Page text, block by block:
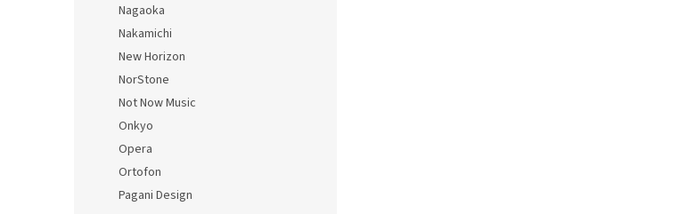
Nagaoka
Nakamichi
New Horizon
NorStone
Not Now Music
Onkyo
Opera
Ortofon
Pagani Design